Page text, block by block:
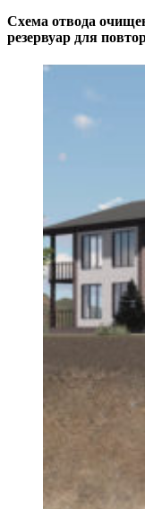
Схема отвода
резервуар для